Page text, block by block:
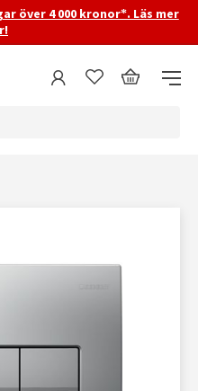
över 4 000 kronor*. Läs mer